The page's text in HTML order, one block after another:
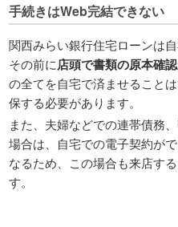
手続きはWeb完結できない
関西みらい銀行住宅ローンは
その前に店頭で書類の原本確
の全てを自宅で済ませること
保する必要があります。
また、夫婦などでの連帯債務
場合は、自宅での電子契約が
なるため、この場合も来店す
す。